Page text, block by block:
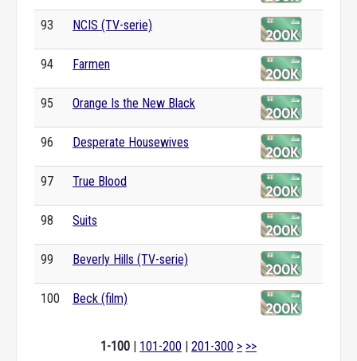
93 NCIS (TV-serie)
94 Farmen
95 Orange Is the New Black
96 Desperate Housewives
97 True Blood
98 Suits
99 Beverly Hills (TV-serie)
100 Beck (film)
1-100 | 101-200 | 201-300 > >>